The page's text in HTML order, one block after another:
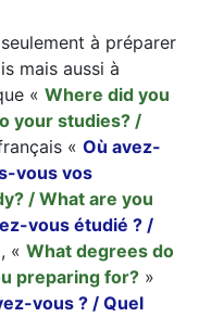
à préparer
mais aussi à
« Where did you
your studies? /
« Où avez-
vous vos
/ What are you
vous étudié ? /
« What degrees do
preparing for? »
vous ? / Quel